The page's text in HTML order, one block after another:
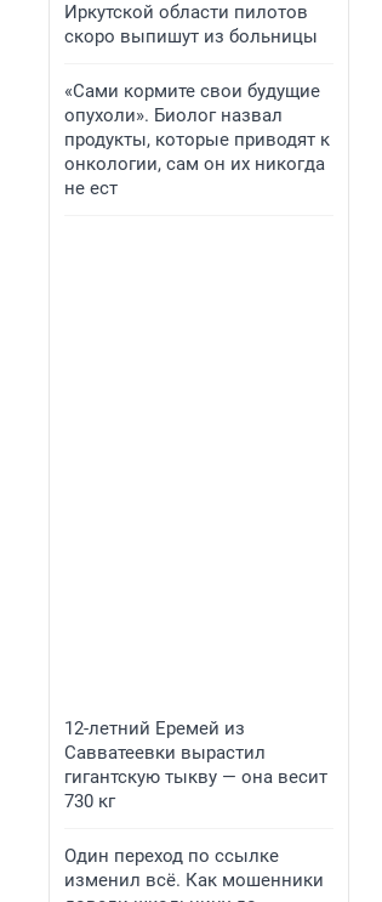
Иркутской области пилотов
скоро выпишут из больницы
«Сами кормите свои будущие
опухоли». Биолог назвал
продукты, которые приводят к
онкологии, сам он их никогда
не ест
12-летний Еремей из
Савватеевки вырастил
гигантскую тыкву — она весит
730 кг
Один переход по ссылке
изменил всё. Как мошенники